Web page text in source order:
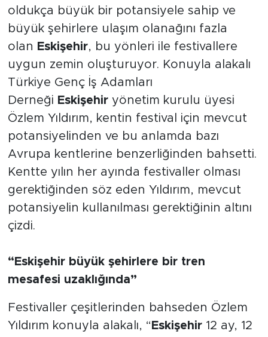
oldukça büyük bir potansiyele sahip ve
büyük şehirlere ulaşım olanağını fazla
olan Eskişehir, bu yönleri ile festivallere
uygun zemin oluşturuyor. Konuyla alakalı
Türkiye Genç İş Adamları
Derneği Eskişehiryönetim kurulu üyesi
Özlem Yıldırım, kentin festival için mevcut
potansiyelinden ve bu anlamda bazı
Avrupa kentlerine benzerliğinden bahsetti.
Kentte yılın her ayında festivaller olması
gerektiğinden söz eden Yıldırım, mevcut
potansiyelin kullanılması gerektiğinin altını
çizdi.
“Eskişehir büyük şehirlere bir tren
mesafesi uzaklığında”
Festivaller çeşitlerinden bahseden Özlem
Yıldırım konuyla alakalı, “ Eskişehir12 ay, 12